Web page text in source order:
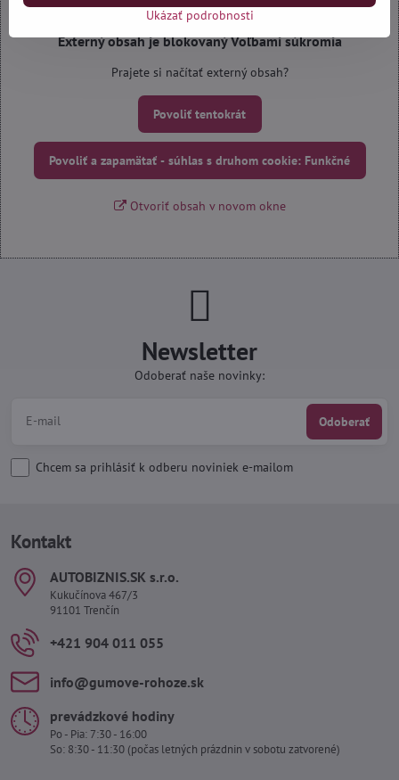
Externý obsah je blokovaný Voľbami súkromia
Prajete si načítať externý obsah?
Povoliť tentokrát
Povoliť a zapamätať - súhlas s druhom cookie: Funkčné
Otvoriť obsah v novom okne
Newsletter
Odoberať naše novinky:
Odoberať
Chcem sa prihlásiť k odberu noviniek e-mailom
Kontakt
AUTOBIZNIS​.SK s​.r​.o​.
Kukučínova 467/3
91101 Trenčín
+421 904 011 055
info​@gumove-rohoze​.sk
prevádzkové hodiny
Po - Pia: 7:30 - 16:00
So: 8:30 - 11:30 (počas letných prázdnin v sobotu zatvorené)
Ukázať podrobnosti